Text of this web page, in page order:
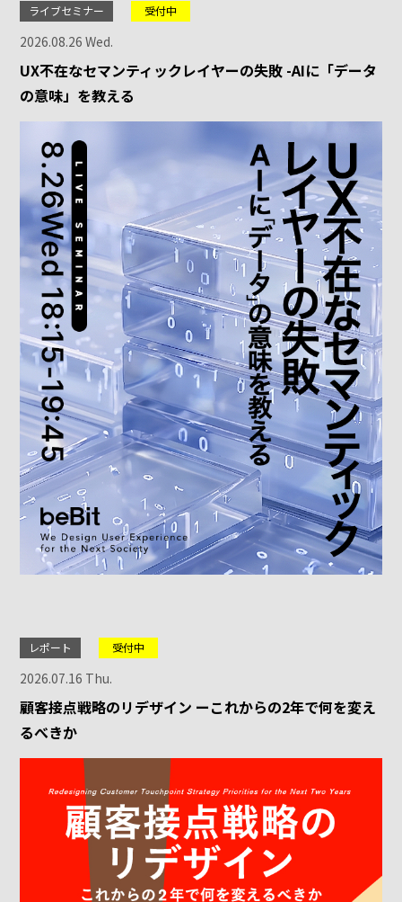
ライブセミナー 受付中
2026.08.26 Wed.
UX不在なセマンティックレイヤーの失敗 -AIに「データ
の意味」を教える
レポート 受付中
2026.07.16 Thu.
顧客接点戦略のリデザイン ーこれからの2年で何を変え
るべきか